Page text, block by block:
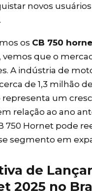
novos
os CB 750
, vemos que o
A indústria de
de 1,3 milhão
representa um
relação ao ano
750 Hornet pode
segmento em
de
2025 no